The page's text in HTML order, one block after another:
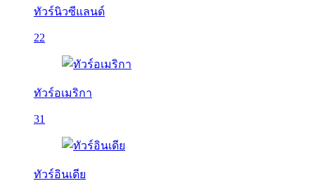
ทัวร์นิวซีแลนด์
22
ทัวร์อเมริกา
31
ทัวร์อินเดีย